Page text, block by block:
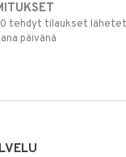
tehdyt tilaukset
päivänä